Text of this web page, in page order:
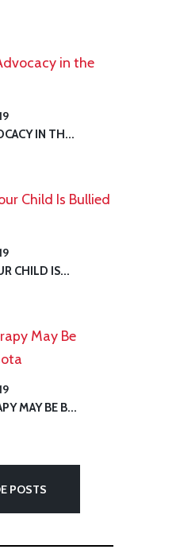
IN TH...
CHILD IS...
MAY BE B...
POSTS